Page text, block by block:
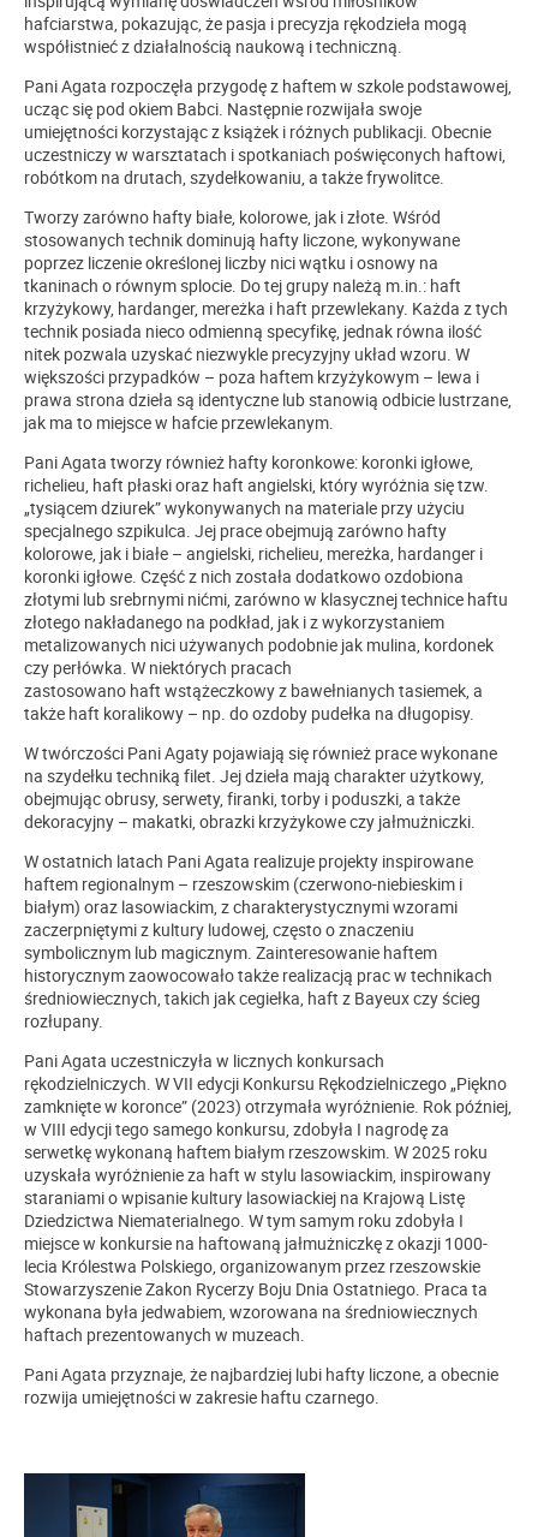
hafciarstwa, pokazując, że pasja i precyzja rękodzieła mogą
współistnieć z działalnością naukową i techniczną.
Pani Agata rozpoczęła przygodę z haftem w szkole podstawowej,
ucząc się pod okiem Babci. Następnie rozwijała swoje
umiejętności korzystając z książek i różnych publikacji. Obecnie
uczestniczy w warsztatach i spotkaniach poświęconych haftowi,
robótkom na drutach, szydełkowaniu, a także frywolitce.
Tworzy zarówno hafty białe, kolorowe, jak i złote. Wśród
stosowanych technik dominują hafty liczone, wykonywane
poprzez liczenie określonej liczby nici wątku i osnowy na
tkaninach o równym splocie. Do tej grupy należą m.in.: haft
krzyżykowy, hardanger, mereżka i haft przewlekany. Każda z tych
technik posiada nieco odmienną specyfikę, jednak równa ilość
nitek pozwala uzyskać niezwykle precyzyjny układ wzoru. W
większości przypadków – poza haftem krzyżykowym – lewa i
prawa strona dzieła są identyczne lub stanowią odbicie lustrzane,
jak ma to miejsce w hafcie przewlekanym.
Pani Agata tworzy również hafty koronkowe: koronki igłowe,
richelieu, haft płaski oraz haft angielski, który wyróżnia się tzw.
„tysiącem dziurek” wykonywanych na materiale przy użyciu
specjalnego szpikulca. Jej prace obejmują zarówno hafty
kolorowe, jak i białe – angielski, richelieu, mereżka, hardanger i
koronki igłowe. Część z nich została dodatkowo ozdobiona
złotymi lub srebrnymi nićmi, zarówno w klasycznej technice haftu
złotego nakładanego na podkład, jak i z wykorzystaniem
metalizowanych nici używanych podobnie jak mulina, kordonek
czy perłówka. W niektórych pracach
zastosowano haft wstążeczkowy z bawełnianych tasiemek, a
także haft koralikowy – np. do ozdoby pudełka na długopisy.
W twórczości Pani Agaty pojawiają się również prace wykonane
na szydełku techniką filet. Jej dzieła mają charakter użytkowy,
obejmując obrusy, serwety, firanki, torby i poduszki, a także
dekoracyjny – makatki, obrazki krzyżykowe czy jałmużniczki.
W ostatnich latach Pani Agata realizuje projekty inspirowane
haftem regionalnym – rzeszowskim (czerwono-niebieskim i
białym) oraz lasowiackim, z charakterystycznymi wzorami
zaczerpniętymi z kultury ludowej, często o znaczeniu
symbolicznym lub magicznym. Zainteresowanie haftem
historycznym zaowocowało także realizacją prac w technikach
średniowiecznych, takich jak cegiełka, haft z Bayeux czy ścieg
rozłupany.
Pani Agata uczestniczyła w licznych konkursach
rękodzielniczych. W VII edycji Konkursu Rękodzielniczego „Piękno
zamknięte w koronce” (2023) otrzymała wyróżnienie. Rok później,
w VIII edycji tego samego konkursu, zdobyła I nagrodę za
serwetkę wykonaną haftem białym rzeszowskim. W 2025 roku
uzyskała wyróżnienie za haft w stylu lasowiackim, inspirowany
staraniami o wpisanie kultury lasowiackiej na Krajową Listę
Dziedzictwa Niematerialnego. W tym samym roku zdobyła I
miejsce w konkursie na haftowaną jałmużniczkę z okazji 1000-
lecia Królestwa Polskiego, organizowanym przez rzeszowskie
Stowarzyszenie Zakon Rycerzy Boju Dnia Ostatniego. Praca ta
wykonana była jedwabiem, wzorowana na średniowiecznych
haftach prezentowanych w muzeach.
Pani Agata przyznaje, że najbardziej lubi hafty liczone, a obecnie
rozwija umiejętności w zakresie haftu czarnego.